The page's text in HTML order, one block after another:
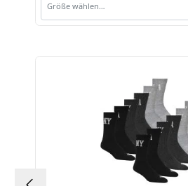
Größe wählen…